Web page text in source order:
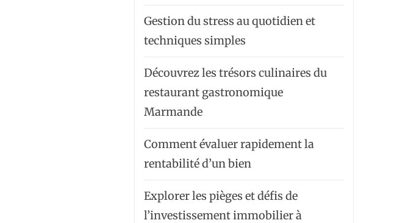
Gestion du stress au quotidien et
techniques simples
Découvrez les trésors culinaires du
restaurant gastronomique
Marmande
Comment évaluer rapidement la
rentabilité d’un bien
Explorer les pièges et défis de
l’investissement immobilier à